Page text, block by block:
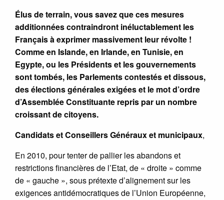
Élus de terrain, vous savez que ces mesures
additionnées contraindront inéluctablement les
Français à exprimer massivement leur révolte !
Comme en Islande, en Irlande, en Tunisie, en
Egypte, ou les Présidents et les gouvernements
sont tombés, les Parlements contestés et dissous,
des élections générales exigées et le mot d’ordre
d’Assemblée Constituante repris par un nombre
croissant de citoyens.
Candidats et Conseillers Généraux et municipaux,
En 2010, pour tenter de pallier les abandons et
restrictions financières de l’Etat, de « droite » comme
de « gauche », sous prétexte d’alignement sur les
exigences antidémocratiques de l’Union Européenne,